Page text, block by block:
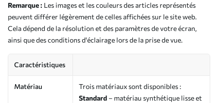
Remarque : Les images et les couleurs des articles représentés
peuvent différer légèrement de celles affichées sur le site web.
Cela dépend de la résolution et des paramètres de votre écran,
ainsi que des conditions d'éclairage lors de la prise de vue.
Caractéristiques
Matériau
Trois matériaux sont disponibles :
Standard – matériau synthétique lisse et